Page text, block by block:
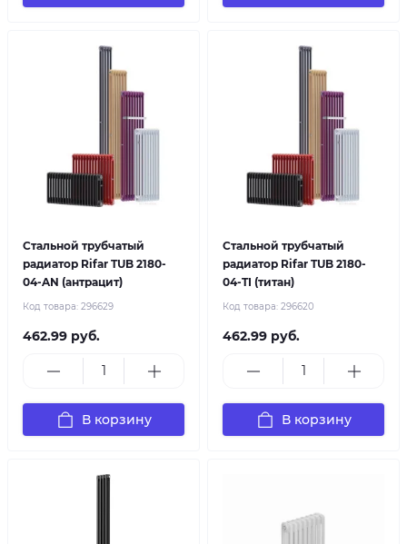
Стальной трубчатый
радиатор Rifar TUB 2180-
04-AN (антрацит)
Код товара: 296629
462.99 руб.
В корзину
Стальной трубчатый
радиатор Rifar TUB 2180-
04-TI (титан)
Код товара: 296620
462.99 руб.
В корзину